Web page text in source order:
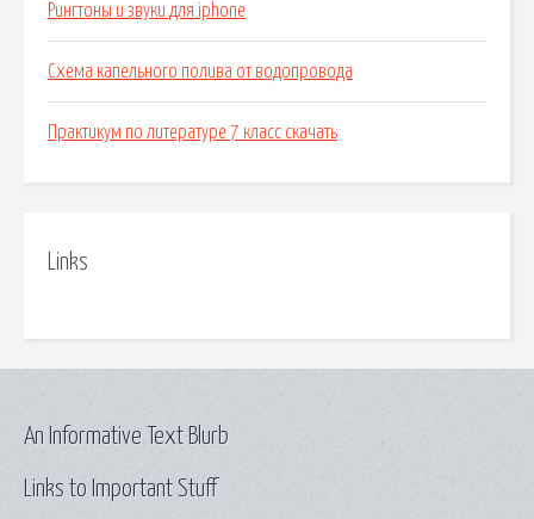
Рингтоны и звуки для iphone
Схема капельного полива от водопровода
Практикум по литературе 7 класс скачать
Links
Links to Important Stuff
An Informative Text Blurb